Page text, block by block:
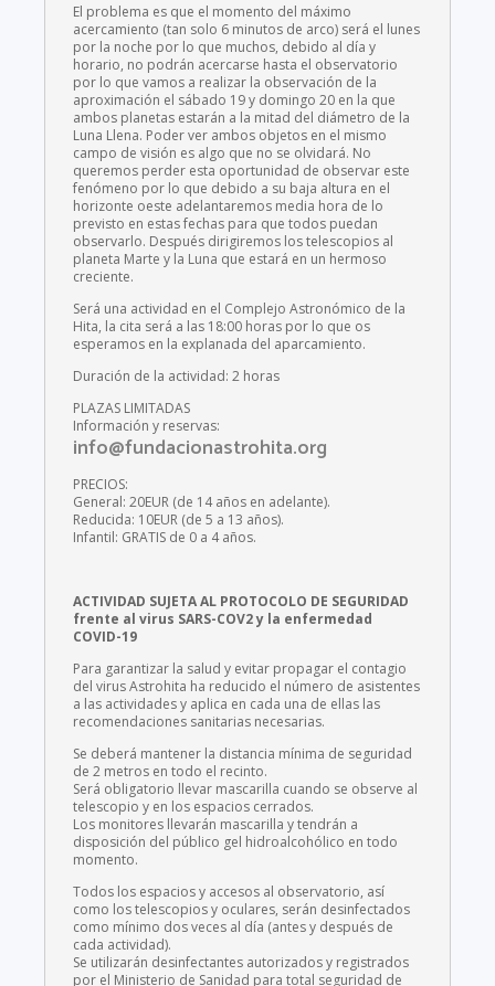
El problema es que el momento del máximo
acercamiento (tan solo 6 minutos de arco) será el lunes
por la noche por lo que muchos, debido al día y
horario, no podrán acercarse hasta el observatorio
por lo que vamos a realizar la observación de la
aproximación el sábado 19 y domingo 20 en la que
ambos planetas estarán a la mitad del diámetro de la
Luna Llena. Poder ver ambos objetos en el mismo
campo de visión es algo que no se olvidará. No
queremos perder esta oportunidad de observar este
fenómeno por lo que debido a su baja altura en el
horizonte oeste adelantaremos media hora de lo
previsto en estas fechas para que todos puedan
observarlo. Después dirigiremos los telescopios al
planeta Marte y la Luna que estará en un hermoso
creciente.
Será una actividad en el Complejo Astronómico de la
Hita, la cita será a las 18:00 horas por lo que os
esperamos en la explanada del aparcamiento.
Duración de la actividad: 2 horas
PLAZAS LIMITADAS
Información y reservas:
info@fundacionastrohita.org
PRECIOS:
General: 20EUR (de 14 años en adelante).
Reducida: 10EUR (de 5 a 13 años).
Infantil: GRATIS de 0 a 4 años.
ACTIVIDAD SUJETA AL PROTOCOLO DE SEGURIDAD
frente al virus SARS-COV2 y la enfermedad
COVID-19
Para garantizar la salud y evitar propagar el contagio
del virus Astrohita ha reducido el número de asistentes
a las actividades y aplica en cada una de ellas las
recomendaciones sanitarias necesarias.
Se deberá mantener la distancia mínima de seguridad
de 2 metros en todo el recinto.
Será obligatorio llevar mascarilla cuando se observe al
telescopio y en los espacios cerrados.
Los monitores llevarán mascarilla y tendrán a
disposición del público gel hidroalcohólico en todo
momento.
Todos los espacios y accesos al observatorio, así
como los telescopios y oculares, serán desinfectados
como mínimo dos veces al día (antes y después de
cada actividad).
Se utilizarán desinfectantes autorizados y registrados
por el Ministerio de Sanidad para total seguridad de